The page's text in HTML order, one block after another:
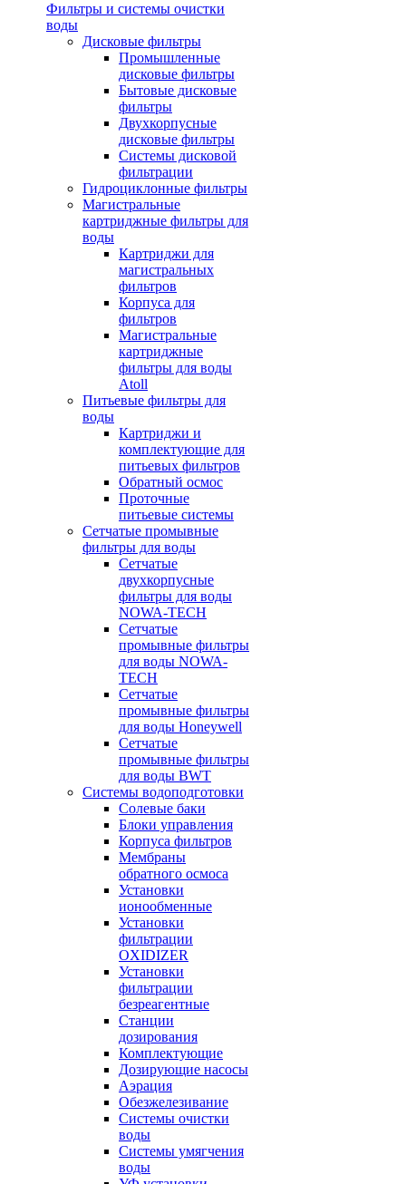
Фильтры и системы очистки
воды
Дисковые фильтры
Промышленные
дисковые фильтры
Бытовые дисковые
фильтры
Двухкорпусные
дисковые фильтры
Системы дисковой
фильтрации
Гидроциклонные фильтры
Магистральные
картриджные фильтры для
воды
Картриджи для
магистральных
фильтров
Корпуса для
фильтров
Магистральные
картриджные
фильтры для воды
Atoll
Питьевые фильтры для
воды
Картриджи и
комплектующие для
питьевых фильтров
Обратный осмос
Проточные
питьевые системы
Сетчатые промывные
фильтры для воды
Сетчатые
двухкорпусные
фильтры для воды
NOWA-TECH
Сетчатые
промывные фильтры
для воды NOWA-
TECH
Сетчатые
промывные фильтры
для воды Honeywell
Сетчатые
промывные фильтры
для воды BWT
Системы водоподготовки
Солевые баки
Блоки управления
Корпуса фильтров
Мембраны
обратного осмоса
Установки
ионообменные
Установки
фильтрации
OXIDIZER
Установки
фильтрации
безреагентные
Станции
дозирования
Комплектующие
Дозирующие насосы
Аэрация
Обезжелезивание
Системы очистки
воды
Системы умягчения
воды